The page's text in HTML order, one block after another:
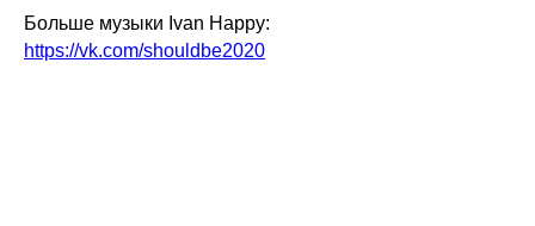
Больше музыки Ivan Happy:
https://vk.com/shouldbe2020